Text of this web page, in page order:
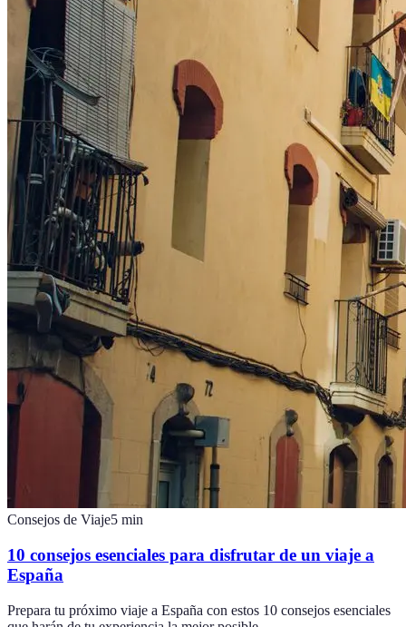
Consejos de Viaje5 min
10 consejos esenciales para disfrutar de un viaje a
España
Prepara tu próximo viaje a España con estos 10 consejos esenciales